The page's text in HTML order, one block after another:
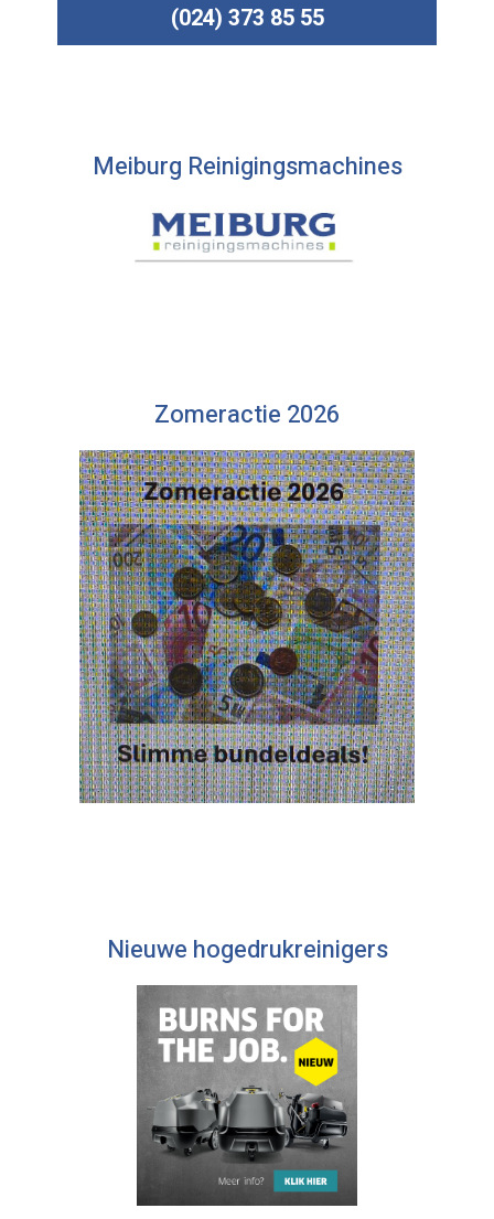
(024) 373 85 55
Meiburg Reinigingsmachines
Zomeractie 2026
Nieuwe hogedrukreinigers